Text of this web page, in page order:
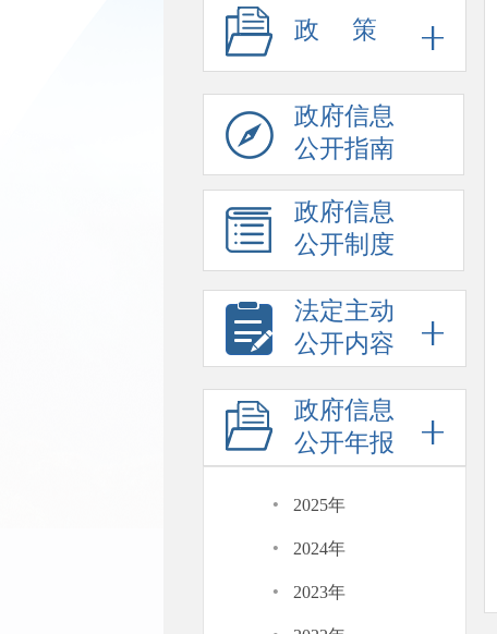
政 策
政府信息
公开指南
政府信息
公开制度
法定主动
公开内容
政府信息
公开年报
· 2025年
· 2024年
· 2023年